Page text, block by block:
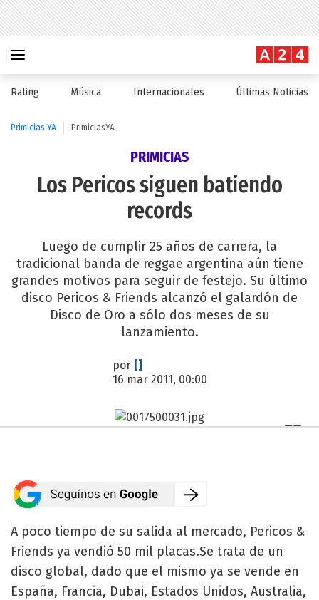
Rating Música Internacionales Últimas Noticias
Primicias YA PrimiciasYA
PRIMICIAS
Los Pericos siguen batiendo
records
Luego de cumplir 25 años de carrera, la
tradicional banda de reggae argentina aún tiene
grandes motivos para seguir de festejo. Su último
disco Pericos & Friends alcanzó el galardón de
Disco de Oro a sólo dos meses de su
lanzamiento.
por []
16 mar 2011, 00:00
A poco tiempo de su salida al mercado, Pericos &
Friends ya vendió 50 mil placas.Se trata de un
disco global, dado que el mismo ya se vende en
España, Francia, Dubai, Estados Unidos, Australia,